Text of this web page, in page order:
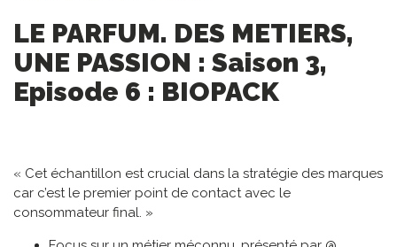
LE PARFUM. DES METIERS,
UNE PASSION : Saison 3,
Episode 6 : BIOPACK
« Cet échantillon est crucial dans la stratégie des marques
car c’est le premier point de contact avec le
consommateur final. »